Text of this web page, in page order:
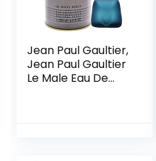
Jean Paul Gaultier,
Jean Paul Gaultier
Le Male Eau De